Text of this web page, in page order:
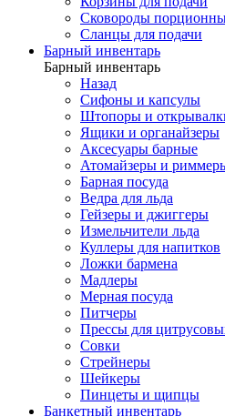
Сковороды
Сланцы для подачи
Барный инвентарь
Барный инвентарь
Назад
Сифоны и капсулы
Штопоры и
Ящики и органайзеры
Аксесуары барные
Атомайзеры и
Барная посуда
Ведра для льда
Гейзеры и джиггеры
Измельчители льда
Куллеры для напитков
Ложки бармена
Мадлеры
Мерная посуда
Питчеры
Прессы для
Совки
Стрейнеры
Шейкеры
Пинцеты и щипцы
Банкетный инвентарь